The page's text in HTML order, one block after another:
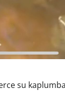
su